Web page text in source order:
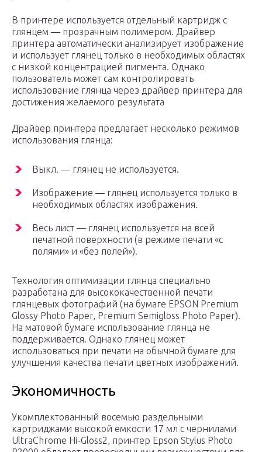
В принтере используется отдельный картридж с
глянцем — прозрачным полимером. Драйвер
принтера автоматически анализирует изображение
и использует глянец только в необходимых областях
с низкой концентрацией пигмента. Однако
пользователь может сам контролировать
использование глянца через драйвер принтера для
достижения желаемого результата
Драйвер принтера предлагает несколько режимов
использования глянца:
Выкл. — глянец не используется.
Изображение — глянец используется только в
необходимых областях изображения.
Весь лист — глянец используется на всей
печатной поверхности (в режиме печати «с
полями» и «без полей»).
Технология оптимизации глянца специально
разработана для высококачественной печати
глянцевых фотографий (на бумаге EPSON Premium
Glossy Photo Paper, Premium Semigloss Photo Paper).
На матовой бумаге использование глянца не
поддерживается. Однако глянец может
использоваться при печати на обычной бумаге для
улучшения качества печати цветных изображений.
Экономичность
Укомплектованный восемью раздельными
картриджами высокой емкости 17 мл с чернилами
UltraChrome Hi-Gloss2, принтер Epson Stylus Photo